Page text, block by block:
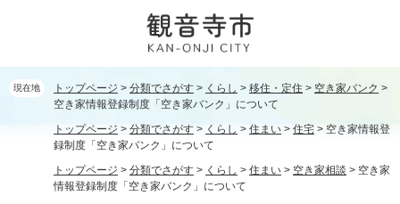
現在地 トップページ > 分類でさがす > くらし > 移住・定住 > 空き家バンク >
空き家情報登録制度「空き家バンク」について
トップページ > 分類でさがす > くらし > 住まい > 住宅 > 空き家情報登
録制度「空き家バンク」について
トップページ > 分類でさがす > くらし > 住まい > 空き家相談 > 空き家
情報登録制度「空き家バンク」について